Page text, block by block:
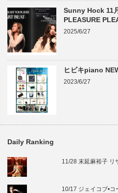
Sunny Hock 11
PLEASURE
2025/6/27
ヒビキpiano
2023/6/27
Daily Ranking
11/28 末延麻裕子
10/17 ジェイコブ•